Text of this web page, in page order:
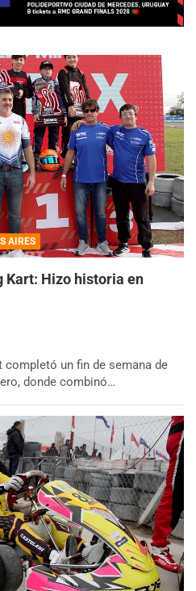
AIRES
Kart: Hizo historia en
completó un fin de semana de
donde combinó…